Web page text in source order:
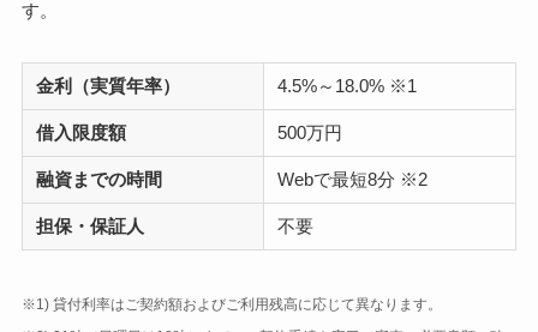
す。
金利（実質年率） 4.5%～18.0% ※1
借入限度額 500万円
融資までの時間 Webで最短8分 ※2
担保・保証人 不要
※1) 貸付利率はご契約額およびご利用残高に応じて異なります。